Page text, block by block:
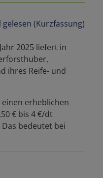
gelesen (Kurzfassung)
2025 liefert in
ihres Reife- und
erheblichen
€ bis 4 €/dt
bedeutet bei